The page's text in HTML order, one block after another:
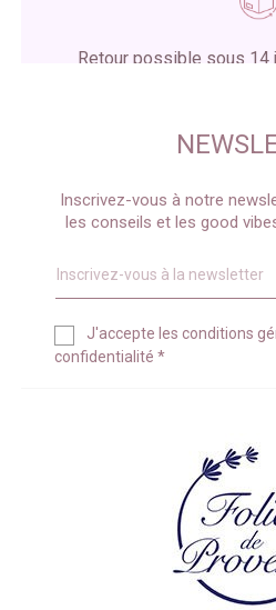
Retour possible sous 14
Inscrivez-vous à notre
les conseils et les good
J'accepte les conditions
confidentialité *